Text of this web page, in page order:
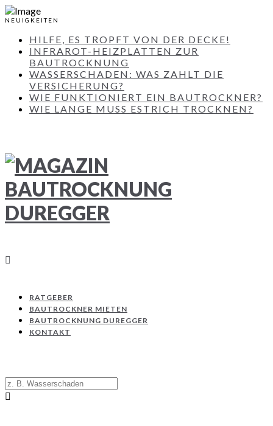
NEUIGKEITEN
HILFE, ES TROPFT VON DER DECKE!
INFRAROT-HEIZPLATTEN ZUR
BAUTROCKNUNG
WASSERSCHADEN: WAS ZAHLT DIE
VERSICHERUNG?
WIE FUNKTIONIERT EIN BAUTROCKNER?
WIE LANGE MUSS ESTRICH TROCKNEN?
RATGEBER
BAUTROCKNER MIETEN
BAUTROCKNUNG DUREGGER
KONTAKT